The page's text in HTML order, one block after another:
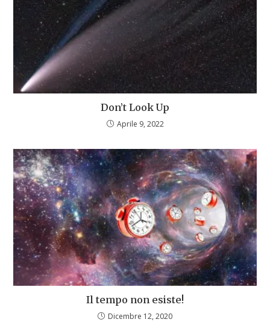
Don’t Look Up
Aprile 9, 2022
Il tempo non esiste!
Dicembre 12, 2020